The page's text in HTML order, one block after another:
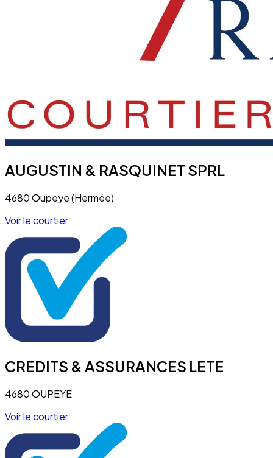
AUGUSTIN & RASQUINET SPRL
4680 Oupeye (Hermée)
Voir le courtier
CREDITS & ASSURANCES LETE
4680 OUPEYE
Voir le courtier